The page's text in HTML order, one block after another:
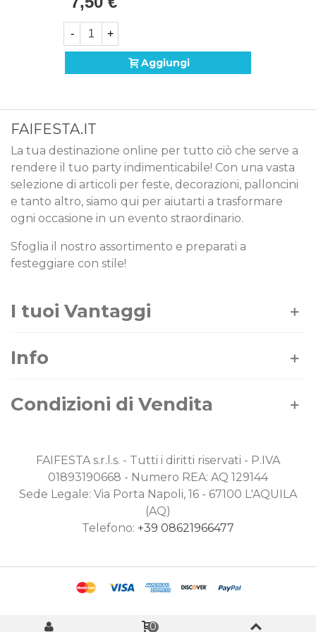
- +
Aggiungi
FAIFESTA.IT
La tua destinazione online per tutto ciò che serve a
rendere il tuo party indimenticabile! Con una vasta
selezione di articoli per feste, decorazioni, palloncini
e tanto altro, siamo qui per aiutarti a trasformare
ogni occasione in un evento straordinario.
Sfoglia il nostro assortimento e preparati a
festeggiare con stile!
I tuoi Vantaggi
Info
Condizioni di Vendita
FAIFESTA s.r.l.s. - Tutti i diritti riservati - P.IVA
01893190668 - Numero REA: AQ 129144
Sede Legale: Via Porta Napoli, 16 - 67100 L'AQUILA
(AQ)
Telefono: +39 08621966477
0